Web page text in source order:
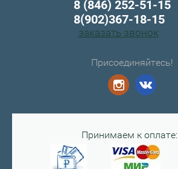
8 (846) 252-51-15
8(902)367-18-15
заказать звонок
Присоединяйтесь!
Принимаем к оплате: